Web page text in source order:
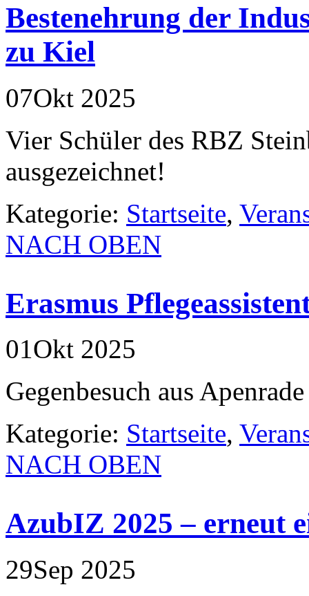
Bestenehrung der
zu Kiel
07Okt 2025
Vier Schüler des RBZ
ausgezeichnet!
Kategorie: Startseite,
NACH OBEN
Erasmus
01Okt 2025
Gegenbesuch aus
Kategorie: Startseite,
NACH OBEN
AzubIZ 2025 – erneut
29Sep 2025